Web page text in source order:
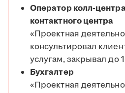
Оператор колл-
контактного центра
«Проектная
консультировал
услугам, закрывал до
Бухгалтер
«Проектная